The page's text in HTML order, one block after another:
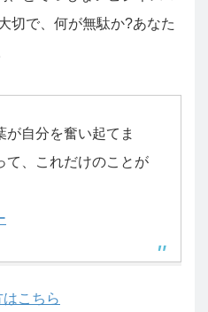
切で、何が無駄か?あなた
が自分を奮い起てま
て、これだけのことが
こちら